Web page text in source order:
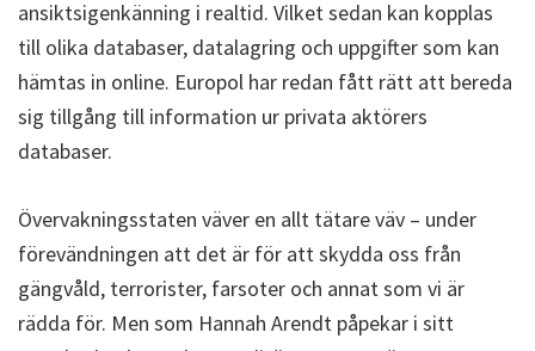
ansiktsigenkänning i realtid. Vilket sedan kan kopplas
till olika databaser, datalagring och uppgifter som kan
hämtas in online. Europol har redan fått rätt att bereda
sig tillgång till information ur privata aktörers
databaser.
Övervakningsstaten väver en allt tätare väv – under
förevändningen att det är för att skydda oss från
gängvåld, terrorister, farsoter och annat som vi är
rädda för. Men som Hannah Arendt påpekar i sitt